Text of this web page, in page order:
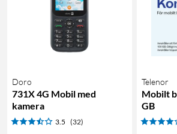
Doro
731X 4G Mobil med
kamera
3.5 (32)
Telenor
Mobilt
GB